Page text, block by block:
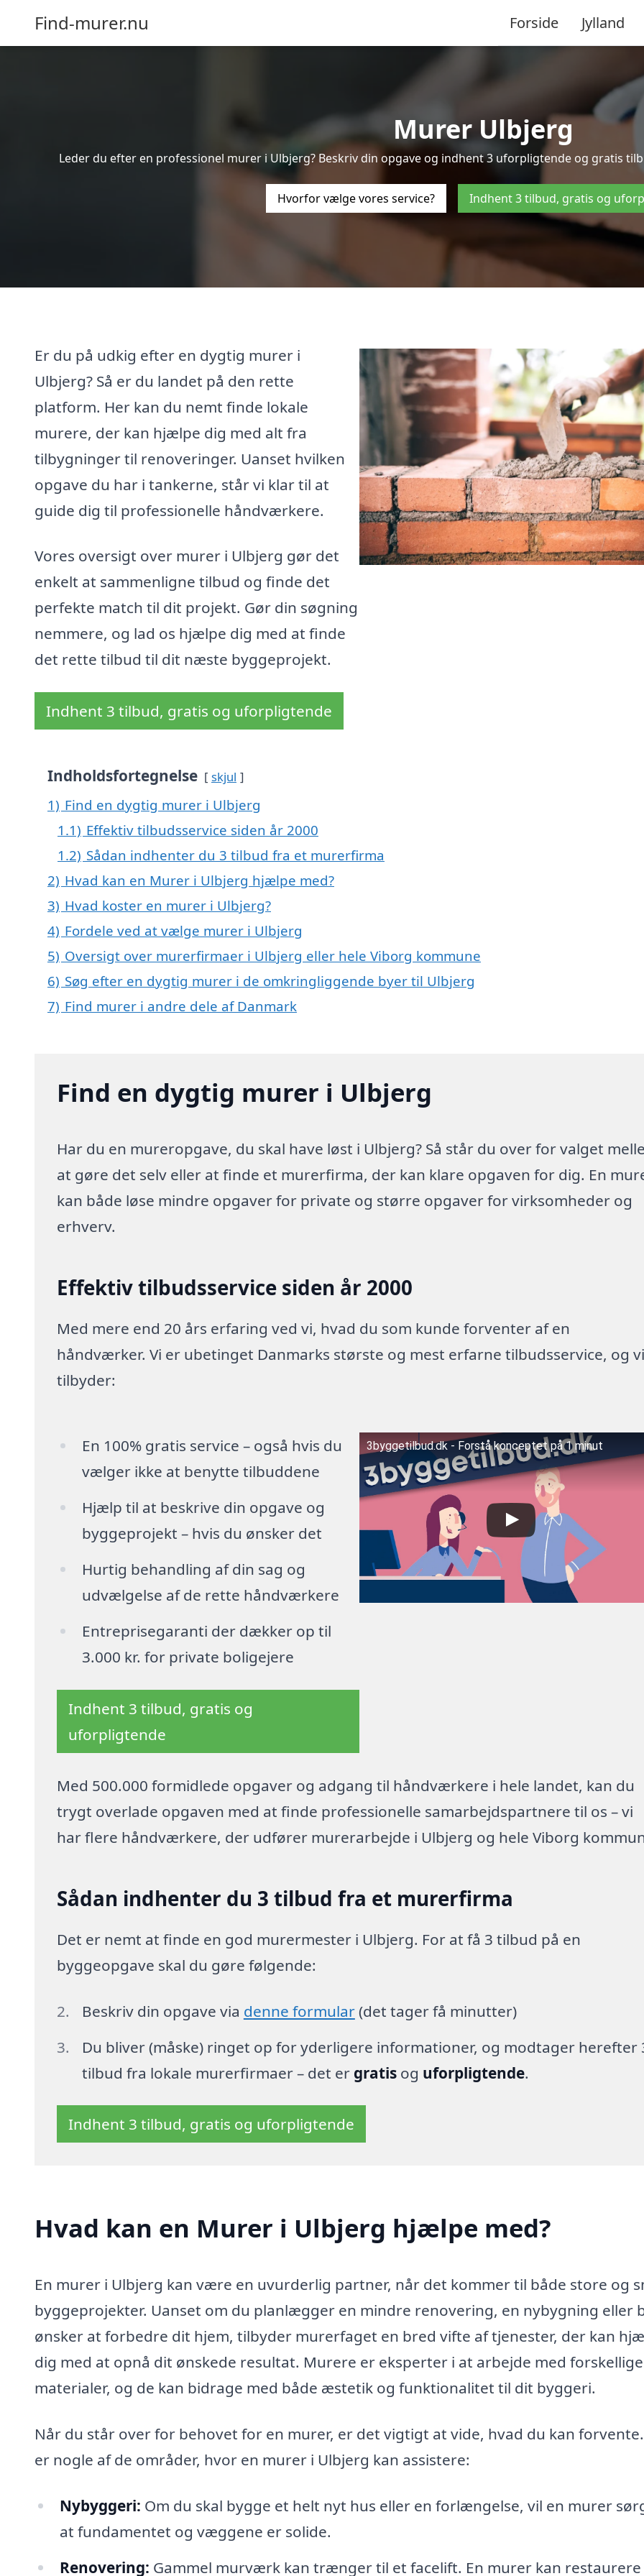
Find-murer.nu Forside Jylland
Murer Ulbjerg
Leder du efter en professionel murer i Ulbjerg? Beskriv din opgave og indhent 3 uforpligtende og gratis
Hvorfor vælge vores service? Indhent 3 tilbud, gratis og
Er du på udkig efter en dygtig murer i
Ulbjerg? Så er du landet på den rette
platform. Her kan du nemt finde lokale
murere, der kan hjælpe dig med alt fra
tilbygninger til renoveringer. Uanset hvilken
opgave du har i tankerne, står vi klar til at
guide dig til professionelle håndværkere.
Vores oversigt over murer i Ulbjerg gør det
enkelt at sammenligne tilbud og finde det
perfekte match til dit projekt. Gør din søgning
nemmere, og lad os hjælpe dig med at finde
det rette tilbud til dit næste byggeprojekt.
Indhent 3 tilbud, gratis og uforpligtende
Indholdsfortegnelse skjul
1) Find en dygtig murer i Ulbjerg
1.1) Effektiv tilbudsservice siden år 2000
1.2) Sådan indhenter du 3 tilbud fra et murerfirma
2) Hvad kan en Murer i Ulbjerg hjælpe med?
3) Hvad koster en murer i Ulbjerg?
4) Fordele ved at vælge murer i Ulbjerg
5) Oversigt over murerfirmaer i Ulbjerg eller hele Viborg kommune
6) Søg efter en dygtig murer i de omkringliggende byer til Ulbjerg
7) Find murer i andre dele af Danmark
Find en dygtig murer i Ulbjerg
Har du en mureropgave, du skal have løst i Ulbjerg? Så står du over for valget
at gøre det selv eller at finde et murerfirma, der kan klare opgaven for dig. En
kan både løse mindre opgaver for private og større opgaver for virksomheder og
erhverv.
Effektiv tilbudsservice siden år 2000
Med mere end 20 års erfaring ved vi, hvad du som kunde forventer af en
håndværker. Vi er ubetinget Danmarks største og mest erfarne tilbudsservice, og
tilbyder:
En 100% gratis service – også hvis du
vælger ikke at benytte tilbuddene
Hjælp til at beskrive din opgave og
byggeprojekt – hvis du ønsker det
Hurtig behandling af din sag og
udvælgelse af de rette håndværkere
Entreprisegaranti der dækker op til
3.000 kr. for private boligejere
Indhent 3 tilbud, gratis og
uforpligtende
3byggetilbud.dk - Forstå konceptet på 1 minut
Med 500.000 formidlede opgaver og adgang til håndværkere i hele landet, kan du
trygt overlade opgaven med at finde professionelle samarbejdspartnere til os – vi
har flere håndværkere, der udfører murerarbejde i Ulbjerg og hele Viborg
Sådan indhenter du 3 tilbud fra et murerfirma
Det er nemt at finde en god murermester i Ulbjerg. For at få 3 tilbud på en
byggeopgave skal du gøre følgende:
Beskriv din opgave via denne formular(det tager få minutter)
Du bliver (måske) ringet op for yderligere informationer, og modtager herefter
tilbud fra lokale murerfirmaer – det er gratisog uforpligtende.
Indhent 3 tilbud, gratis og uforpligtende
Hvad kan en Murer i Ulbjerg hjælpe med?
En murer i Ulbjerg kan være en uvurderlig partner, når det kommer til både store og
byggeprojekter. Uanset om du planlægger en mindre renovering, en nybygning eller
ønsker at forbedre dit hjem, tilbyder murerfaget en bred vifte af tjenester, der kan
dig med at opnå dit ønskede resultat. Murere er eksperter i at arbejde med forskellige
materialer, og de kan bidrage med både æstetik og funktionalitet til dit byggeri.
Når du står over for behovet for en murer, er det vigtigt at vide, hvad du kan
er nogle af de områder, hvor en murer i Ulbjerg kan assistere:
Nybyggeri: Om du skal bygge et helt nyt hus eller en forlængelse, vil en murer
at fundamentet og væggene er solide.
Renovering: Gammel murværk kan trænger til et facelift. En murer kan